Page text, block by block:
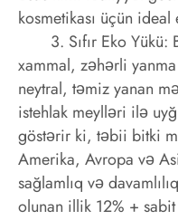
kosmetikası üçün ideal
3. Sıfır Eko
xammal, zəhərli
neytral, təmiz yanan
istehlak meylləri ilə
göstərir ki, təbii bitki
Amerika, Avropa və
sağlamlıq və
olunan illik 12% +